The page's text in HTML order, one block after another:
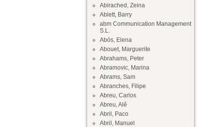
Abirached, Zeina
Ablett, Barry
abm Communication Management
S.L.
Abós, Elena
Abouet, Marguerite
Abrahams, Peter
Abramovic, Marina
Abrams, Sam
Abranches, Filipe
Abreu, Carlos
Abreu, Alê
Abril, Paco
Abril, Manuel